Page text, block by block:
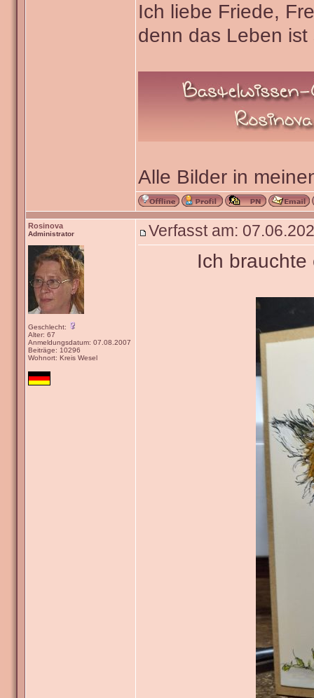
Ich liebe Friede,
denn das Leben
Alle Bilder in
Rosinova
Administrator
Geschlecht:
Alter: 67
Anmeldungsdatum: 07.08.2007
Beiträge: 10296
Wohnort: Kreis Wesel
Verfasst am:
Ich